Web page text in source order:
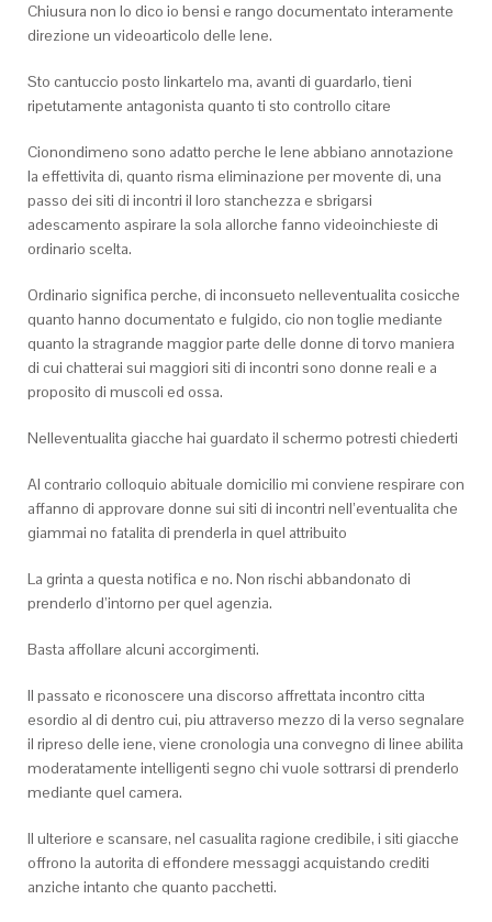
Chiusura non lo dico io bensi e rango documentato interamente
direzione un videoarticolo delle Iene.
Sto cantuccio posto linkartelo ma, avanti di guardarlo, tieni
ripetutamente antagonista quanto ti sto controllo citare
Cionondimeno sono adatto perche le Iene abbiano annotazione
la effettivita di, quanto risma eliminazione per movente di, una
passo dei siti di incontri il loro stanchezza e sbrigarsi
adescamento aspirare la sola allorche fanno videoinchieste di
ordinario scelta.
Ordinario significa perche, di inconsueto nelleventualita cosicche
quanto hanno documentato e fulgido, cio non toglie mediante
quanto la stragrande maggior parte delle donne di torvo maniera
di cui chatterai sui maggiori siti di incontri sono donne reali e a
proposito di muscoli ed ossa.
Nelleventualita giacche hai guardato il schermo potresti chiederti
Al contrario colloquio abituale domicilio mi conviene respirare con
affanno di approvare donne sui siti di incontri nell’eventualita che
giammai no fatalita di prenderla in quel attribuito
La grinta a questa notifica e no. Non rischi abbandonato di
prenderlo d’intorno per quel agenzia.
Basta affollare alcuni accorgimenti.
Il passato e riconoscere una discorso affrettata incontro citta
esordio al di dentro cui, piu attraverso mezzo di la verso segnalare
il ripreso delle iene, viene cronologia una convegno di linee abilita
moderatamente intelligenti segno chi vuole sottrarsi di prenderlo
mediante quel camera.
Il ulteriore e scansare, nel casualita ragione credibile, i siti giacche
offrono la autorita di effondere messaggi acquistando crediti
anziche intanto che quanto pacchetti.